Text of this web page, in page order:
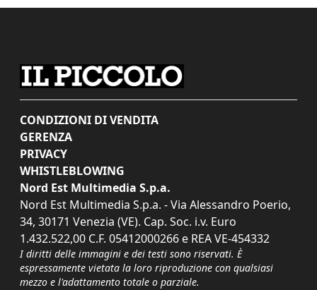
CONDIZIONI DI VENDITA
GERENZA
PRIVACY
WHISTLEBLOWING
Nord Est Multimedia S.p.a.
Nord Est Multimedia S.p.a. - Via Alessandro Poerio,
34, 30171 Venezia (VE). Cap. Soc. i.v. Euro
1.432.522,00 C.F. 05412000266 e REA VE-454332
I diritti delle immagini e dei testi sono riservati. È
espressamente vietata la loro riproduzione con qualsiasi
mezzo e l'adattamento totale o parziale.